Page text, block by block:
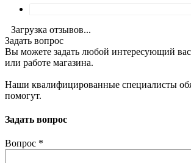
Загрузка отзывов...
Задать вопрос
Вы можете задать любой интересующий
или работе магазина.
Наши квалифицированные специалисты
помогут.
Задать вопрос
Вопрос *